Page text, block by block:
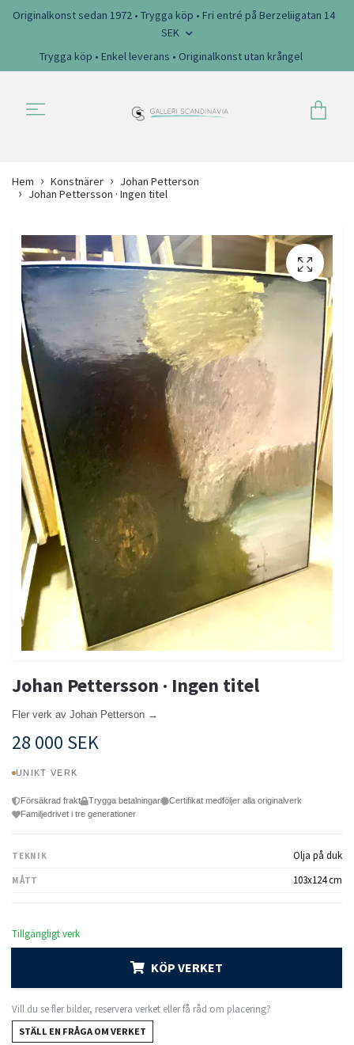
Originalkonst sedan 1972 • Trygga köp • Fri entré på Berzeliigatan 14
SEK
Trygga köp • Enkel leverans • Originalkonst utan krångel
Hem Konstnärer
Johan Petterson
Johan Pettersson · Ingen titel
Johan Pettersson · Ingen titel
Fler verk av Johan Petterson →
28 000 SEK
UNIKT VERK
Försäkrad frakt Trygga betalningar
Certifikat medföljer alla originalverk
Familjedrivet i tre generationer
TEKNIK Olja på duk
MÅTT 103x124 cm
Tillgängligt verk
KÖP VERKET
Vill du se fler bilder, reservera verket eller få råd om placering?
STÄLL EN FRÅGA OM VERKET